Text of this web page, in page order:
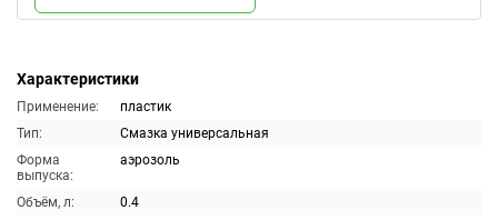
Характеристики
Применение:
пластик
Тип:
Смазка универсальная
Форма
выпуска:
аэрозоль
Объём, л:
0.4